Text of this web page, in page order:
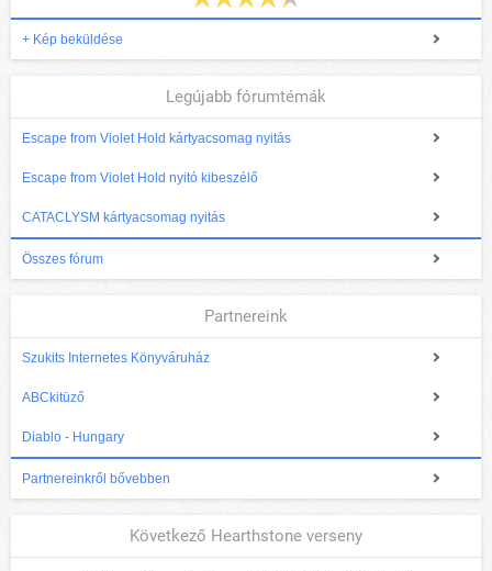
+ Kép beküldése
Legújabb fórumtémák
Escape from Violet Hold kártyacsomag nyitás
Escape from Violet Hold nyitó kibeszélő
CATACLYSM kártyacsomag nyitás
Összes fórum
Partnereink
Szukits Internetes Könyváruház
ABCkitüző
Diablo - Hungary
Partnereinkről bővebben
Következő Hearthstone verseny